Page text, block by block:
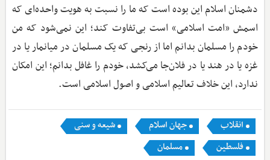
دشمنان اسلام این بوده است که ما را نسبت به هویت واحده‌ای که
اسمش «امت اسلامی‌» است بی‌تفاوت کند؛ این نمی‌شود که من
خودم را مسلمان بدانم اما از رنجی که یک مسلمان در میانمار یا در
غزه یا در هند یا در فلان‌جا می‌کشد، خودم را غافل بدانم؛ این امکان
ندارد، این خلاف تعالیم اسلامی و اصول اسلامی‌ است.
انقلاب جهان اسلام
شیعه و سنی
فلسطین
مسلمان